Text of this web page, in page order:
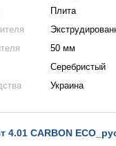
Плита
50 мм
Серебристый
Украина
4.01 CARBON